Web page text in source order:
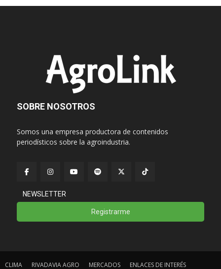
SOBRE NOSOTROS
Somos una empresa productora de contenidos
periodísticos sobre la agroindustria.
NEWSLETTER
Registrarme
CLIMA RIVADAVIA AGRO MERCADOS ENLACES DE INTERÉS